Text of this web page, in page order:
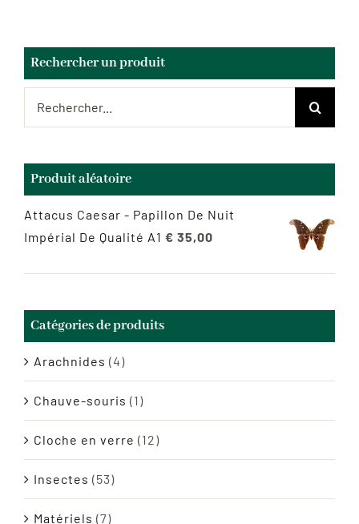
Rechercher un produit
Produit aléatoire
Attacus Caesar - Papillon De Nuit
Impérial De Qualité A1 € 35,00
Catégories de produits
Arachnides (4)
Chauve-souris (1)
Cloche en verre (12)
Insectes (53)
Matériels (7)